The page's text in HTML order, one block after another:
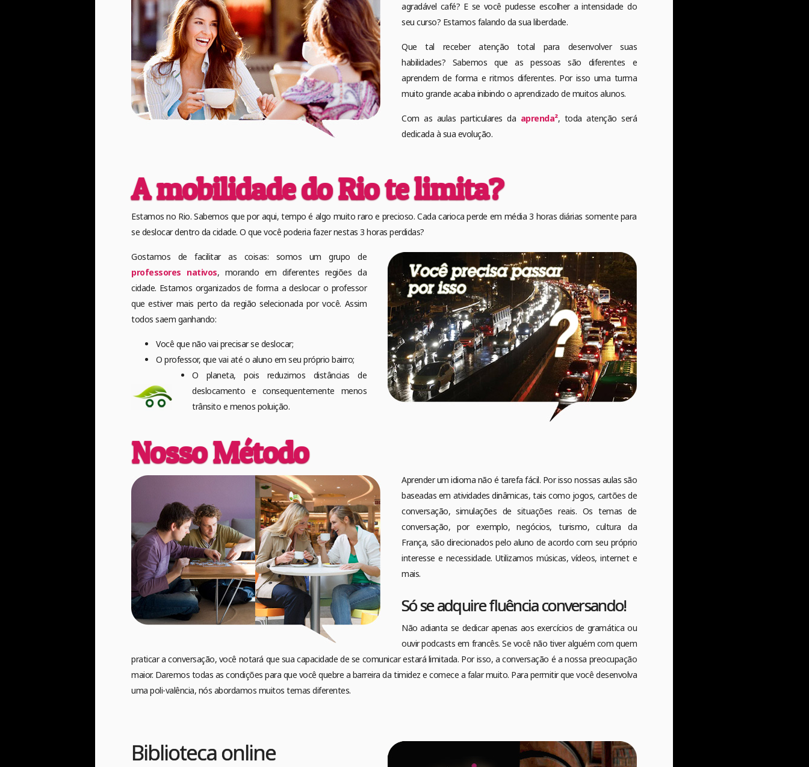
agradável café? E se você pudesse escolher a intensidade do
seu curso? Estamos falando da sua liberdade.
Que tal receber atenção total para desenvolver suas
habilidades? Sabemos que as pessoas são diferentes e
aprendem de forma e ritmos diferentes. Por isso uma turma
muito grande acaba inibindo o aprendizado de muitos alunos.
Com as aulas particulares da aprenda², toda atenção será
dedicada à sua evolução.
A mobilidade do Rio te limita?
Estamos no Rio. Sabemos que por aqui, tempo é algo muito raro e precioso. Cada carioca perde em média 3 horas diárias somente para
se deslocar dentro da cidade. O que você poderia fazer nestas 3 horas perdidas?
Gostamos de facilitar as coisas: somos um grupo de
professores nativos, morando em diferentes regiões da
cidade. Estamos organizados de forma a deslocar o professor
que estiver mais perto da região selecionada por você. Assim
todos saem ganhando:
Você que não vai precisar se deslocar;
O professor, que vai até o aluno em seu próprio bairro;
O planeta, pois reduzimos distâncias de
deslocamento e consequentemente menos
trânsito e menos poluição.
Nosso Método
Aprender um idioma não é tarefa fácil. Por isso nossas aulas são
baseadas em atividades dinâmicas, tais como jogos, cartões de
conversação, simulações de situações reais. Os temas de
conversação, por exemplo, negócios, turismo, cultura da
França, são direcionados pelo aluno de acordo com seu próprio
interesse e necessidade. Utilizamos músicas, vídeos, internet e
mais.
Só se adquire fluência conversando!
Não adianta se dedicar apenas aos exercícios de gramática ou
ouvir podcasts em francês. Se você não tiver alguém com quem
praticar a conversação, você notará que sua capacidade de se comunicar estará limitada. Por isso, a conversação é a nossa preocupação
maior. Daremos todas as condições para que você quebre a barreira da timidez e comece a falar muito. Para permitir que você desenvolva
uma poli-valência, nós abordamos muitos temas diferentes.
Biblioteca online